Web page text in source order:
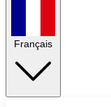
Français